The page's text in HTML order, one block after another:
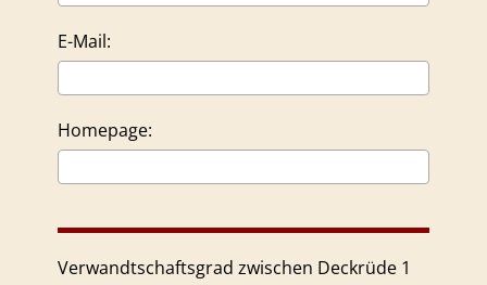
E-Mail:
Homepage:
Verwandtschaftsgrad zwischen Deckrüde 1